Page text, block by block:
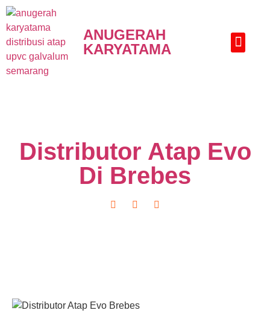
ANUGERAH
KARYATAMA
Distributor Atap Evo
Di Brebes